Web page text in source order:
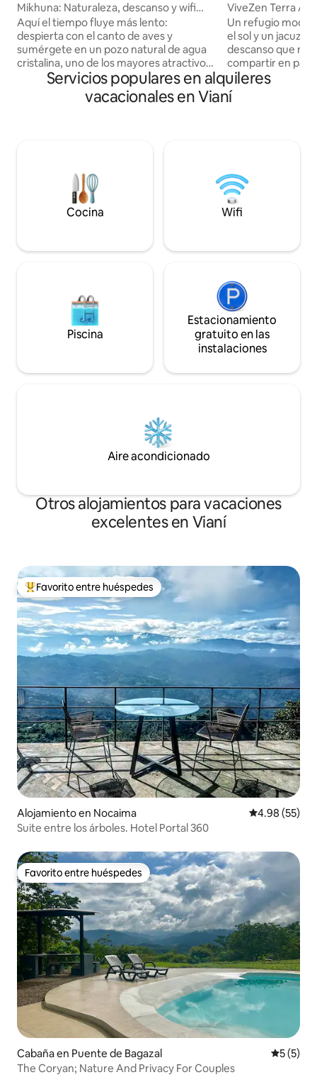
Mikhuna: Naturaleza, descanso y wifi
satelital
Aquí el tiempo fluye más lento:
despierta con el canto de aves y
sumérgete en un pozo natural de agua
cristalina, uno de los mayores atractivos
del lugar. Te alojarás en una casa amplia y
privada. Disfruta de la naturaleza,
senderos, zonas verdes y total
sin afán. También podrás acceder a
servicios adicionales como temazcal y
terapias de ayurveda.
ViveZen Terra
Un refugio
el sol y un jacuzzi
descanso que
compartir en
de naturaleza. Instrucciones de uso:
Encontraran dos
camas kings es
está en el patio ✅
para hacer uso de la
🪢
Servicios populares en alquileres
vacacionales en Vianí
Cocina Wifi
Piscina
Estacionamiento
gratuito en las
instalaciones
Aire acondicionado
Otros alojamientos para vacaciones
excelentes en Vianí
Favorito entre huéspedes preferido
Favorito entre huéspedes
Alojamiento en Nocaima Calificación
4.98 (55)
Suite entre los árboles. Hotel Portal 360
Favorito entre huéspedes
Favorito entre huéspedes
Cabaña en Puente de Bagazal
5 (5)
The Coryan; Nature And Privacy For Couples